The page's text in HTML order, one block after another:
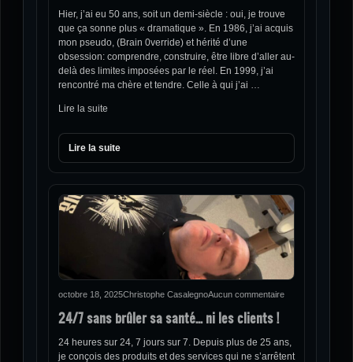
Hier, j’ai eu 50 ans, soit un demi-siècle : oui, je trouve
que ça sonne plus « dramatique ». En 1986, j’ai acquis
mon pseudo, (Brain 0verride) et hérité d’une
obsession: comprendre, construire, être libre d’aller au-
delà des limites imposées par le réel. En 1999, j’ai
rencontré ma chère et tendre. Celle à qui j’ai …
Lire la suite
Lire la suite
octobre 18, 2025Christophe CasalegnoAucun commentaire
24/7 sans brûler sa santé… ni les clients !
24 heures sur 24, 7 jours sur 7. Depuis plus de 25 ans,
je conçois des produits et des services qui ne s’arrêtent